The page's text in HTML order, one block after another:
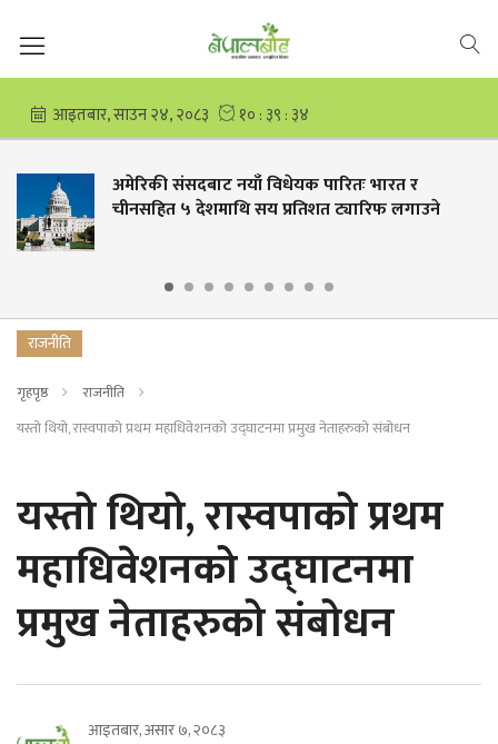
विधेयक पारितः भारत र
सय प्रतिशत ट्यारिफ लगाउने
हुम्लाको
लाख
राजनीति
गृहपृष्ठ
राजनीति
यस्तो थियो, रास्वपाको प्रथम महाधिवेशनको उद्घाटनमा प्रमुख नेताहरुको संबोधन
यस्तो थियो, रास्वपाको प्रथम
महाधिवेशनको उद्घाटनमा
प्रमुख नेताहरुको संबोधन
आइतबार, असार ७, २०८३